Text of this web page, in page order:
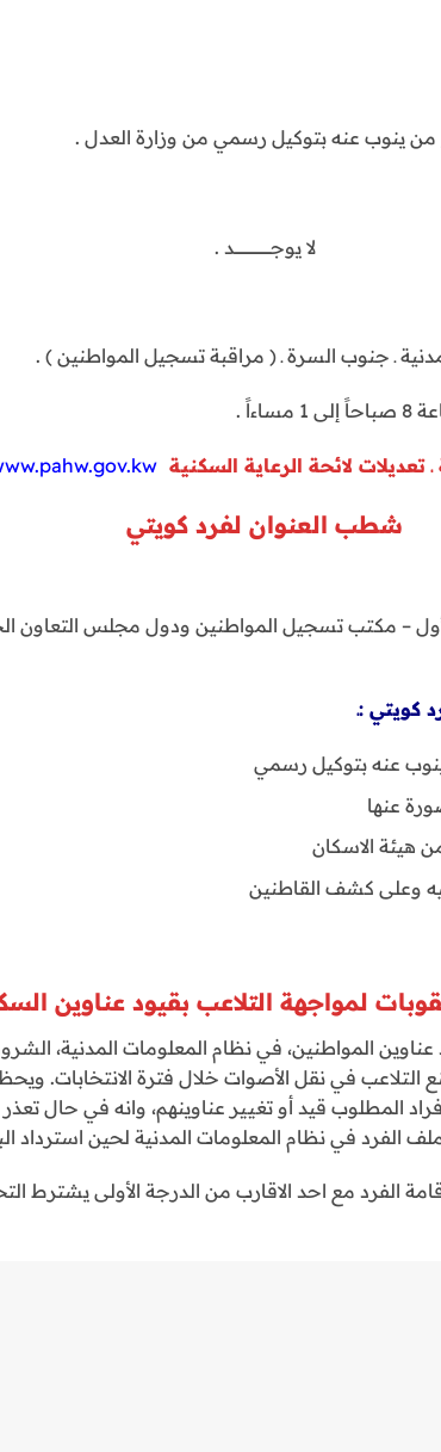
ينوب عنه بتوكيل رسمي من وزارة العدل .
لا يوجــــــــــــــــــــــــــــــد .
ـ جنوب السرة ـ ( مراقبة تسجيل المواطنين ) .
.
تعديلات لائحة الرعاية السكنية
شطب العنوان لفرد كويتي
– مكتب تسجيل المواطنين ودول مجلس التعاون
كويتي :ـ
عنه بتوكيل رسمي
عنها
هيئة الاسكان
وعلى كشف القاطنين
لمواجهة التلاعب بقيود عناوين
المواطنين، في نظام المعلومات المدنية،
التلاعب في نقل الأصوات خلال فترة الانتخابات.
المطلوب قيد أو تغيير عناوينهم، وانه في حال
الفرد في نظام المعلومات المدنية لحين استرداد
الفرد مع احد الاقارب من الدرجة الأولى يشترط